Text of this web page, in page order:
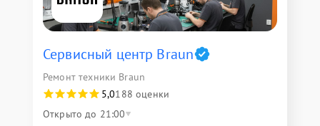
Сервисный центр Braun
Ремонт техники Braun
5,0188 оценки
Открыто до 21:00